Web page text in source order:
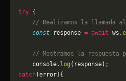
try {
// Realizamos la llamada
    const
response = await ws.
// Mostramos la respuesta
    console.
log (response);
catch(error){